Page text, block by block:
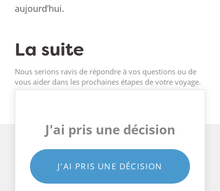
aujourd’hui.
La suite
Nous serions ravis de répondre à vos questions ou de
vous aider dans les prochaines étapes de votre voyage.
J'ai pris une décision
J'AI PRIS UNE DÉCISION